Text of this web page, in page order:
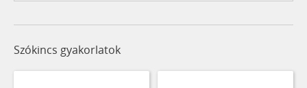
Szókincs gyakorlatok